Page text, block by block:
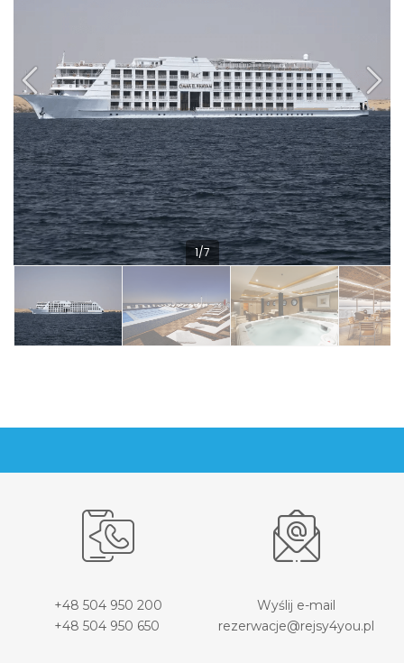
1/7
+48 504 950 200
+48 504 950 650
Wyślij e-mail
rezerwacje@rejsy4you.pl